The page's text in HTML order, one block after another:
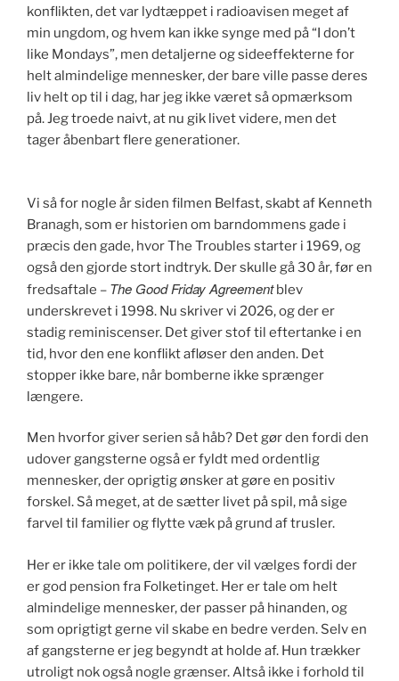
konflikten, det var lydtæppet i radioavisen meget af
min ungdom, og hvem kan ikke synge med på “I don’t
like Mondays”, men detaljerne og sideeffekterne for
helt almindelige mennesker, der bare ville passe deres
liv helt op til i dag, har jeg ikke været så opmærksom
på. Jeg troede naivt, at nu gik livet videre, men det
tager åbenbart flere generationer.
Vi så for nogle år siden filmen Belfast, skabt af Kenneth
Branagh, som er historien om barndommens gade i
præcis den gade, hvor The Troubles starter i 1969, og
også den gjorde stort indtryk. Der skulle gå 30 år, før en
fredsaftale – The Good Friday Agreementblev
underskrevet i 1998. Nu skriver vi 2026, og der er
stadig reminiscenser. Det giver stof til eftertanke i en
tid, hvor den ene konflikt afløser den anden. Det
stopper ikke bare, når bomberne ikke sprænger
længere.
Men hvorfor giver serien så håb? Det gør den fordi den
udover gangsterne også er fyldt med ordentlig
mennesker, der oprigtig ønsker at gøre en positiv
forskel. Så meget, at de sætter livet på spil, må sige
farvel til familier og flytte væk på grund af trusler.
Her er ikke tale om politikere, der vil vælges fordi der
er god pension fra Folketinget. Her er tale om helt
almindelige mennesker, der passer på hinanden, og
som oprigtigt gerne vil skabe en bedre verden. Selv en
af gangsterne er jeg begyndt at holde af. Hun trækker
utroligt nok også nogle grænser. Altså ikke i forhold til